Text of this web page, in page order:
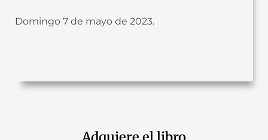
Domingo 7 de mayo de 2023.